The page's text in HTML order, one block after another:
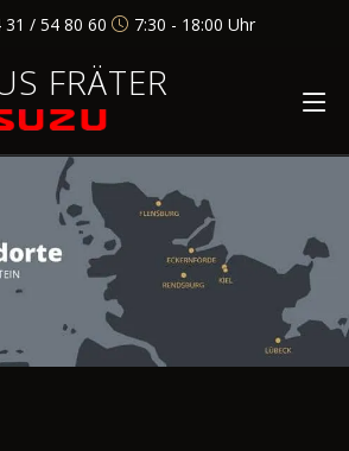
31 / 54 80 60 7:30 - 18:00 Uhr
FRÄTER